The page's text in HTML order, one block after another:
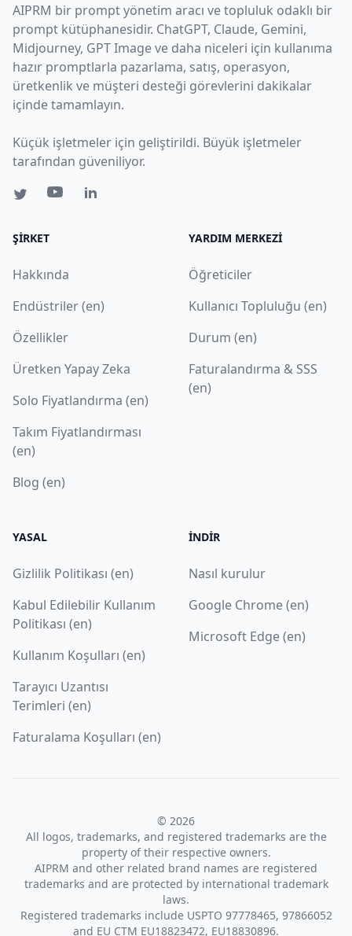
AIPRM bir prompt yönetim aracı ve topluluk odaklı bir
prompt kütüphanesidir. ChatGPT, Claude, Gemini,
Midjourney, GPT Image ve daha niceleri için kullanıma
hazır promptlarla pazarlama, satış, operasyon,
üretkenlik ve müşteri desteği görevlerini dakikalar
içinde tamamlayın.
Küçük işletmeler için geliştirildi. Büyük işletmeler
tarafından güveniliyor.
ŞIRKET
Hakkında
Endüstriler (en)
Özellikler
Üretken Yapay Zeka
Solo Fiyatlandırma (en)
Takım Fiyatlandırması
(en)
Blog (en)
YARDIM MERKEZI
Öğreticiler
Kullanıcı Topluluğu (en)
Durum (en)
Faturalandırma & SSS
(en)
YASAL
Gizlilik Politikası (en)
Kabul Edilebilir Kullanım
Politikası (en)
Kullanım Koşulları (en)
Tarayıcı Uzantısı
Terimleri (en)
Faturalama Koşulları (en)
İNDIR
Nasıl kurulur
Google Chrome (en)
Microsoft Edge (en)
© 2026
All logos, trademarks, and registered trademarks are the
property of their respective owners.
AIPRM and other related brand names are registered
trademarks and are protected by international trademark
laws.
Registered trademarks include USPTO 97778465, 97866052
and EU CTM EU18823472, EU18830896.